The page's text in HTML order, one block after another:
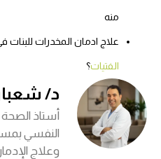
منه
علاج ادمان المخدرات للبنات في 4 خطوات وكم
الفتيات؟
د/
أستاذ
النفسي
وعلاج